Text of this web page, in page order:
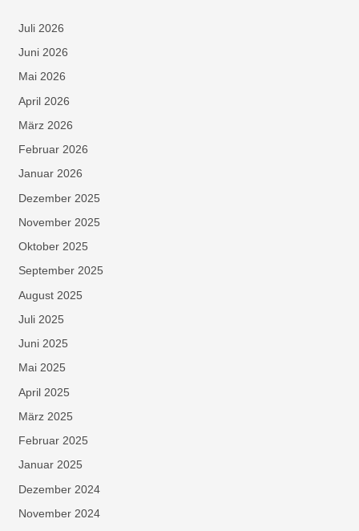
Juli 2026
Juni 2026
Mai 2026
April 2026
März 2026
Februar 2026
Januar 2026
Dezember 2025
November 2025
Oktober 2025
September 2025
August 2025
Juli 2025
Juni 2025
Mai 2025
April 2025
März 2025
Februar 2025
Januar 2025
Dezember 2024
November 2024